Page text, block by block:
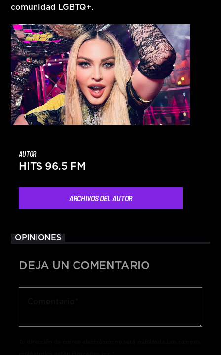
comunidad LGBTQ+.
AUTOR
HITS 96.5 FM
ARCHIVOS DEL AUTOR
OPINIONES
DEJA UN COMENTARIO